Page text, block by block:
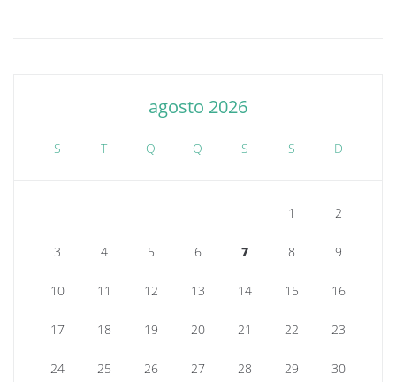
agosto 2026
S T Q Q S S D
1 2
3 4 5 6 7 8 9
10 11 12 13 14 15 16
17 18 19 20 21 22 23
24 25 26 27 28 29 30